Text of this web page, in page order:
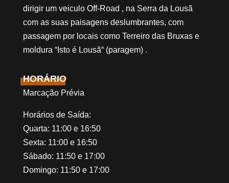
dirigir um veiculo Off-Road , na Serra da Lousã
com as suas paisagens deslumbrantes, com
passagem por locais como Terreiro das Bruxas e
moldura “Isto é Lousã“ (paragem) .
HORÁRIO
Marcação Prévia
Horários de Saída:
Quarta: 11:00 e 16:50
Sexta: 11:00 e 16:50
Sábado: 11:50 e 17:00
Domingo: 11:50 e 17:00